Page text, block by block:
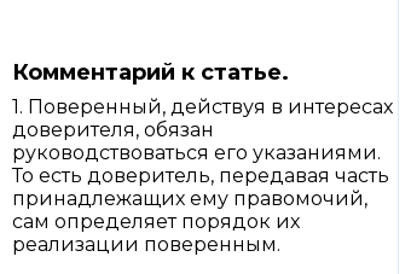
Комментарий к статье.
1. Поверенный, действуя в интересах
доверителя, обязан
руководствоваться его указаниями.
То есть доверитель, передавая часть
принадлежащих ему правомочий,
сам определяет порядок их
реализации поверенным.